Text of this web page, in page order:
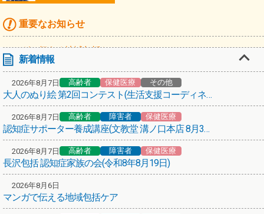
重要なお知らせ
マンガで伝える地域包括ケア
高齢者
「川崎シニアフォトコンテスト2026」作品募集！
高齢者 保健医療 その他
第66弾！まち歩きボランティアガイド養成講座
保健医療
熱中症にご注意ください！
介護サービスを考える、その前に
新着情報
2026年8月7日 高齢者 保健医療 その他
大人のぬり絵 第2回コンテスト(生活支援コーディネーターミケ猫倶楽部)
2026年8月7日 高齢者 障害者 保健医療
認知症サポーター養成講座(文教堂 溝ノ口本店 8月31日)
2026年8月7日 高齢者 障害者 保健医療
長沢包括 認知症家族の会(令和8年8月19日)
2026年8月6日
マンガで伝える地域包括ケア